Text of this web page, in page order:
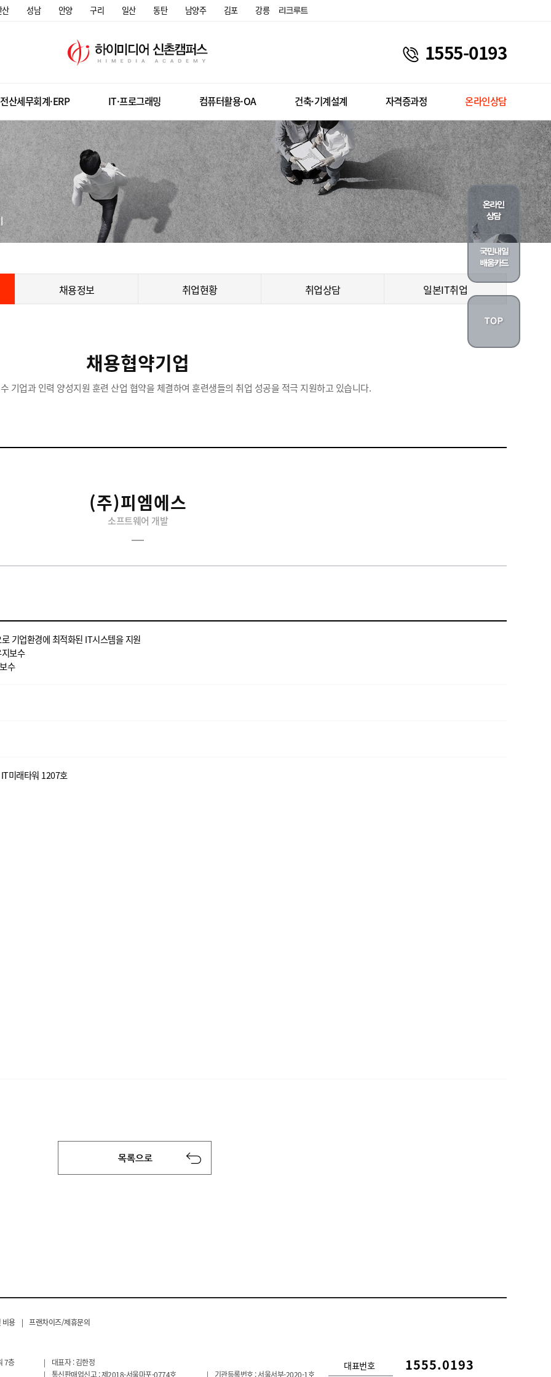
성남 안양 구리 일산 동탄 남양주 김포 강릉
1555-0193
전산세무회계·ERP IT·프로그래밍 컴퓨터활용·OA 건축·기계설계 자격증과정 온라인상담
채용정보 취업현황 취업상담 일본IT취업
채용협약기업
기업과 인력 양성지원 훈련 산업 협약을 체결하여 훈련생들의 취업 성공을 적극 지원하고 있습니다.
(주)피엠에스
소프트웨어 개발
기업환경에 최적화된 IT시스템을 지원
보수
수
미래타워 1207호
비용 | 프랜차이즈/제휴문의
7층 |
대표자 : 김한정
|
통신판매업신고 : 제2018-서울마포-0774호 | 기관등록번호 : 서울서부-2020-1호
대표번호 1555.0193